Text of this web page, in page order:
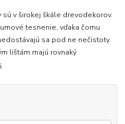
v širokej škále drevodekorov.
tesnenie, vďaka čomu
sa pod ne nečistoty.
lištám majú rovnaký